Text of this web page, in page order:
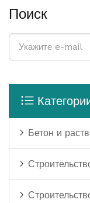
Поиск
Бетон и